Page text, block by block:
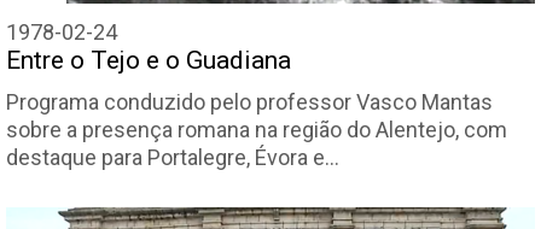
1978-02-24
Entre o Tejo e o Guadiana
Programa conduzido pelo professor Vasco Mantas
sobre a presença romana na região do Alentejo, com
destaque para Portalegre, Évora e…